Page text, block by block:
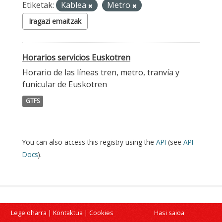
Etiketak: Kablea Metro
Iragazi emaitzak
Horarios servicios Euskotren
Horario de las líneas tren, metro, tranvía y
funicular de Euskotren
GTFS
You can also access this registry using the API (see API
Docs).
Lege oharra | Kontaktua | Cookies Hasi saioa